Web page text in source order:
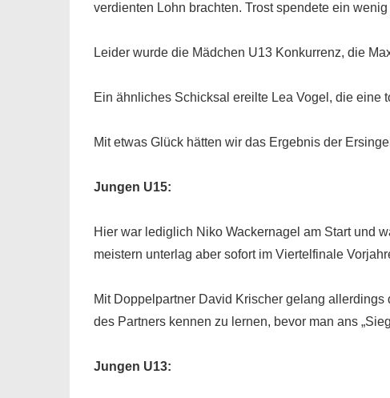
verdienten Lohn brachten. Trost spendete ein
Leider wurde die Mädchen U13 Konkurrenz, die
Ein ähnliches Schicksal ereilte Lea Vogel, die eine
Mit etwas Glück hätten wir das Ergebnis der
Jungen U15:
Hier war lediglich Niko Wackernagel am Start und
meistern unterlag aber sofort im Viertelfinale
Mit Doppelpartner David Krischer gelang
des Partners kennen zu lernen, bevor man ans
Jungen U13: